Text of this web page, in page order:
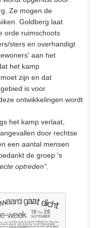
Ze mogen de
Goldberg laat
orde ruimschoots
sters en overhandigt
aan het
het kamp
zijn en dat
is voor
ontwikkelingen wordt
het kamp verlaat,
door rechtse
een aantal mensen
de groep 's
optreden".